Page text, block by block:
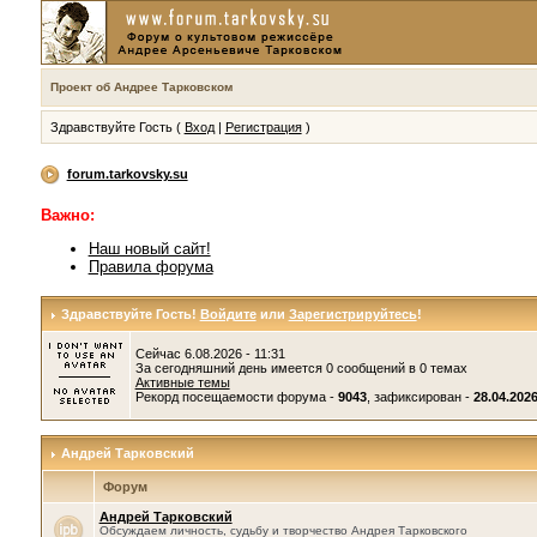
Проект об Андрее Тарковском
Здравствуйте Гость ( Вход| Регистрация)
forum.tarkovsky.su
Важно:
Наш новый сайт!
Правила форума
Здравствуйте Гость! Войдитеили Зарегистрируйтесь!
Сейчас 6.08.2026 - 11:31
За сегодняшний день имеется 0 сообщений в 0 темах
Активные темы
Рекорд посещаемости форума - 9043, зафиксирован -
Андрей Тарковский
Форум
Андрей Тарковский
Обсуждаем личность, судьбу и творчество Андрея Тарковского